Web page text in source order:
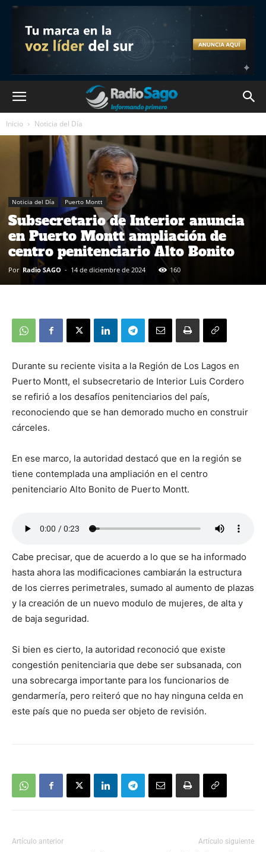
Inicio Noticia del Día
Noticia del Día Puerto Montt
Subsecretario de Interior anuncia
en Puerto Montt ampliación de
centro penitenciario Alto Bonito
Por Radio SAGO - 14 de diciembre de 2024 160
Durante su reciente visita a la Región de Los Lagos en
Puerto Montt, el subsecretario de Interior Luis Cordero
se refirió a los desafíos penitenciarios del país,
reconociendo que se han demorado mucho en construir
cárceles.
En ese marco, la autoridad destacó que en la región se
tiene contemplada una ampliación en el centro
penitenciario Alto Bonito de Puerto Montt.
Cabe precisar, que de acuerdo a lo que se ha informado
hasta ahora las modificaciones cambiarán la estructura
de los cierres perimetrales, sumado al aumento de plazas
y la creación de un nuevo modulo de mujeres, de alta y
de baja seguridad.
Si bien es cierto, la autoridad reconoció que existe
congestión penitenciaria que debe ser subsanada, con
una sobrecarga importante para los funcionarios de
gendarmería, pero reiteró que no hay ninguna celda en
este país que no pueda ser objeto de revisión.
Artículo anterior Artículo siguiente